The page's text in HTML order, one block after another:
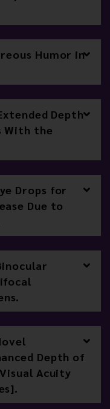
Humor in
Depth
With the
Drops for
Due to
Depth of
Acuity